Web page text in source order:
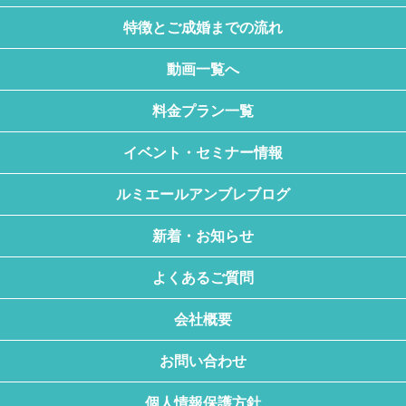
特徴とご成婚までの流れ
動画一覧へ
料金プラン一覧
イベント・セミナー情報
ルミエールアンブレブログ
新着・お知らせ
よくあるご質問
会社概要
お問い合わせ